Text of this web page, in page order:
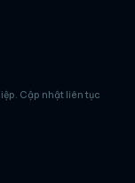
Cập nhật liên tục